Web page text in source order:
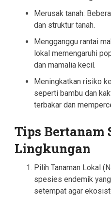
Merusak tanah:
dan struktur tanah.
Mengganggu rantai
lokal memengaruhi
dan mamalia kecil.
Meningkatkan risiko
seperti bambu dan
terbakar dan
Tips Bertanam
Lingkungan
Pilih Tanaman Lokal
spesies endemik
setempat agar